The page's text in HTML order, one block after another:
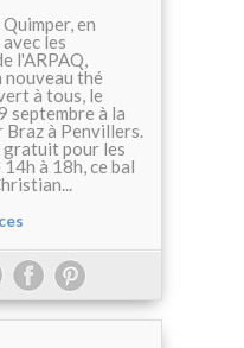
Quimper, en
les
l'ARPAQ,
nouveau thé
à tous, le
septembre à la
Braz à Penvillers.
gratuit pour les
à 18h, ce bal